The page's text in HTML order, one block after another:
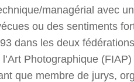
managérial avec
ou des sentiments
dans les deux
Photographique
que membre de jurys,